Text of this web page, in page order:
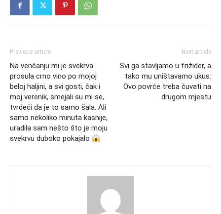
Previous article
Na venčanju mi je svekrva
prosula crno vino po mojoj
beloj haljini, a svi gosti, čak i
moj verenik, smejali su mi se,
tvrdeći da je to samo šala. Ali
samo nekoliko minuta kasnije,
uradila sam nešto što je moju
svekrvu duboko pokajalo
Next article
Svi ga stavljamo u frižider, a
tako mu uništavamo ukus:
Ovo povrće treba čuvati na
drugom mjestu